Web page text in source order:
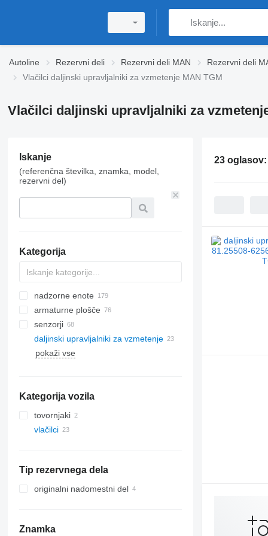
Autoline Rezervni deli Rezervni deli MAN Rezervni deli
Vlačilci daljinski upravljalniki za vzmetenje MAN TGM
Vlačilci daljinski upravljalniki za
Iskanje
(referenčna številka, znamka, model,
rezervni del)
Kategorija
nadzorne enote
armaturne plošče
senzorji
daljinski upravljalniki za vzmetenje
pokaži vse
Kategorija vozila
tovornjaki
vlačilci
Tip rezervnega dela
originalni nadomestni del
Znamka
23 oglasov: